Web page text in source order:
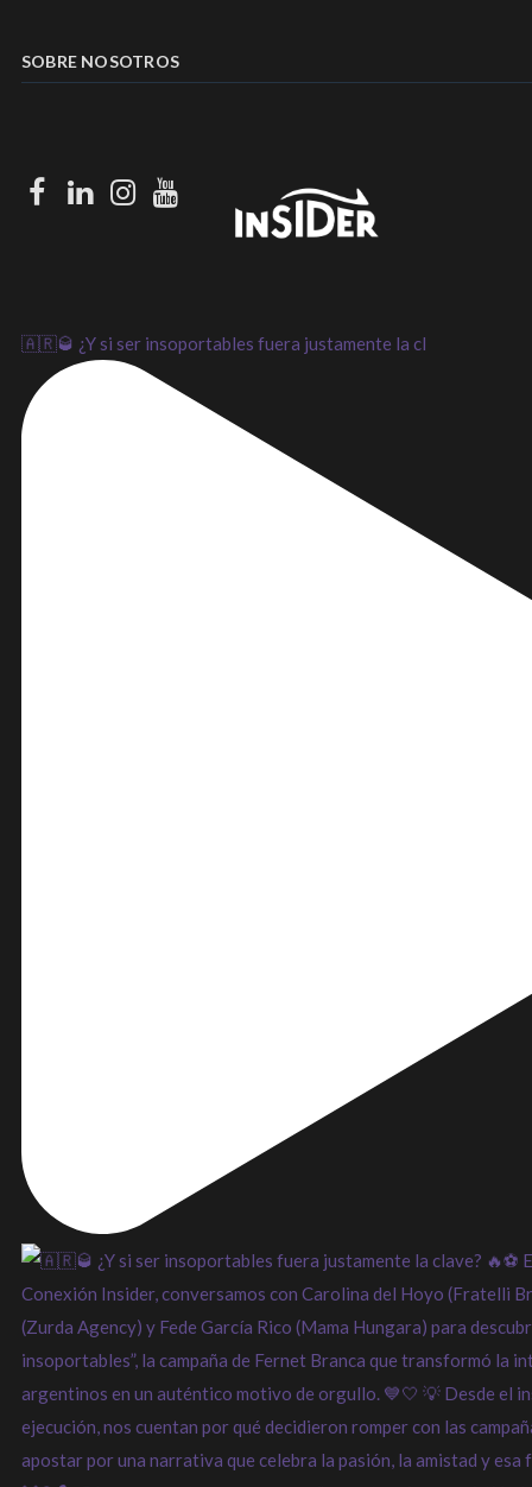
SOBRE NOSOTROS
Facebook
LinkedIn
Instagram
Youtube
🇦🇷🥃 ¿Y si ser insoportables fuera justamente la cl